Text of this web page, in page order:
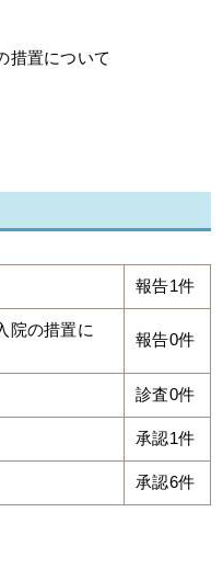
措置について
報告1件
院の措置に
報告0件
診査0件
承認1件
承認6件